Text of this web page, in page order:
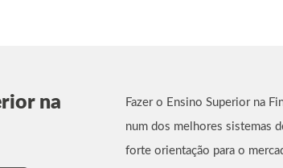
na
Fazer o Ensino Superior na
num dos melhores sistemas
forte orientação para o